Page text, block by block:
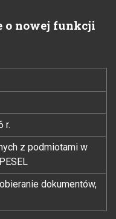
o nowej funkcji
r.
z podmiotami w
dokumentów,